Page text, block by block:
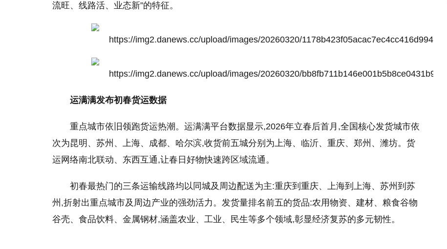
流旺、线路活、业态新”的特征。
运满满发布初春货运数据
重点城市依旧领跑货运热潮。运满满平台数据显示,2026年立春后首月,全国核心发货城市依
次为昆明、苏州、上海、成都、哈尔滨,收货前五城分别为上海、临沂、重庆、郑州、潍坊。货
运网络南北联动、东西互通,让春日好物快速跨区域流通。
初春最热门的三条运输线路均以同城及周边配送为主:重庆到重庆、上海到上海、苏州到苏
州,折射出重点城市及周边产业的强劲活力。发货量排名前五的货品:农用物资、建材、粮食谷物
谷壳、食品饮料、金属钢材,涵盖农业、工业、民生等多个领域,彰显经济复苏的多元韧性。